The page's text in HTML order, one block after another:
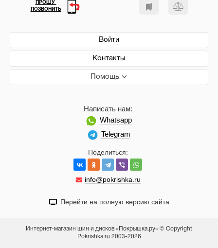
Войти
Контакты
Помощь
Поделиться:
info@pokrishka.ru
Написать нам:
Whatsapp
Telegram
ПРОШУ
ПОЗВОНИТЬ
Перейти на полную версию сайта
Интернет-магазин шин и дисков «Покрышка.ру» © Copyright
Pokrishka.ru 2003-2026